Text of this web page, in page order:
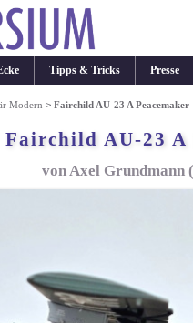
Tipps & Tricks Presse
Modern >Fairchild AU-23 A Peacemaker
Fairchild AU-23 A
von Axel Grundmann